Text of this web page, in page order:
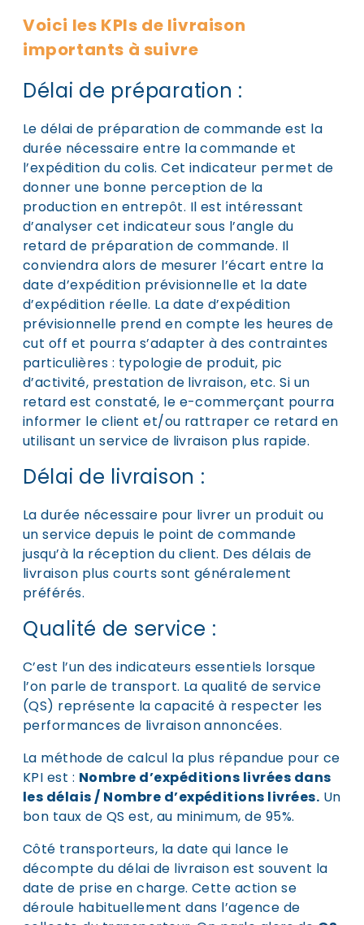
Voici les KPIs de livraison
importants à suivre
Délai de préparation :
Le délai de préparation de commande est la
durée nécessaire entre la commande et
l’expédition du colis. Cet indicateur permet de
donner une bonne perception de la
production en entrepôt. Il est intéressant
d’analyser cet indicateur sous l’angle du
retard de préparation de commande. Il
conviendra alors de mesurer l’écart entre la
date d’expédition prévisionnelle et la date
d’expédition réelle. La date d’expédition
prévisionnelle prend en compte les heures de
cut off et pourra s’adapter à des contraintes
particulières : typologie de produit, pic
d’activité, prestation de livraison, etc. Si un
retard est constaté, le e-commerçant pourra
informer le client et/ou rattraper ce retard en
utilisant un service de livraison plus rapide.
Délai de livraison :
La durée nécessaire pour livrer un produit ou
un service depuis le point de commande
jusqu’à la réception du client. Des délais de
livraison plus courts sont généralement
préférés.
Qualité de service :
C’est l’un des indicateurs essentiels lorsque
l’on parle de transport. La qualité de service
(QS) représente la capacité à respecter les
performances de livraison annoncées.
La méthode de calcul la plus répandue pour ce
KPI est : Nombre d’expéditions livrées dans
les délais / Nombre d’expéditions livrées. Un
bon taux de QS est, au minimum, de 95%.
Côté transporteurs, la date qui lance le
décompte du délai de livraison est souvent la
date de prise en charge. Cette action se
déroule habituellement dans l’agence de